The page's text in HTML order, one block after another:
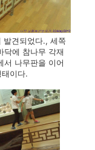
발견되었다., 세쪽
닥에 참나무 각재
서 나무판을 이어
이다.